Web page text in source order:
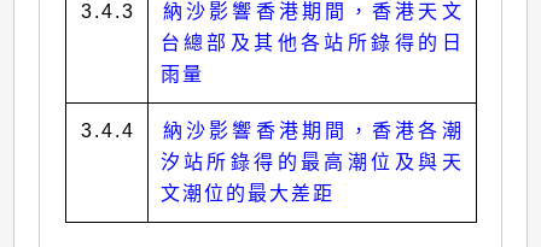
3.4.3
納沙影響香港期間，香港天文
台總部及其他各站所錄得的日
雨量
3.4.4
納沙影響香港期間，香港各潮
汐站所錄得的最高潮位及與天
文潮位的最大差距